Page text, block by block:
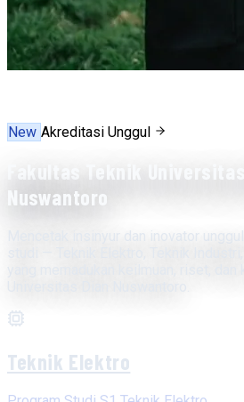
New Akreditasi Unggul
Fakultas Teknik Universitas
Nuswantoro
Mencetak insinyur dan inovator
studi — Teknik Elektro, Teknik
Teknik Elektro